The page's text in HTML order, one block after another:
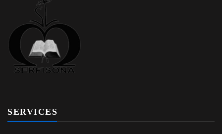
SERVICES